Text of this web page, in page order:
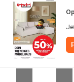
Alle Rechte
|Allgemeine